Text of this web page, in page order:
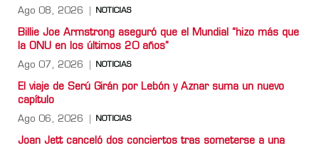
Ago 08, 2026 NOTICIAS
Billie Joe Armstrong aseguró que el Mundial “hizo más que
la ONU en los últimos 20 años”
Ago 07, 2026 NOTICIAS
El viaje de Serú Girán por Lebón y Aznar suma un nuevo
capítulo
Ago 06, 2026 NOTICIAS
Joan Jett canceló dos conciertos tras someterse a una